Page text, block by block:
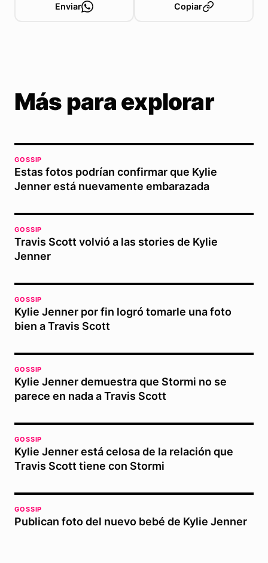
Enviar Copiar
Más para explorar
GOSSIP
Estas fotos podrían confirmar que Kylie
Jenner está nuevamente embarazada
GOSSIP
Travis Scott volvió a las stories de Kylie
Jenner
GOSSIP
Kylie Jenner por fin logró tomarle una foto
bien a Travis Scott
GOSSIP
Kylie Jenner demuestra que Stormi no se
parece en nada a Travis Scott
GOSSIP
Kylie Jenner está celosa de la relación que
Travis Scott tiene con Stormi
GOSSIP
Publican foto del nuevo bebé de Kylie Jenner